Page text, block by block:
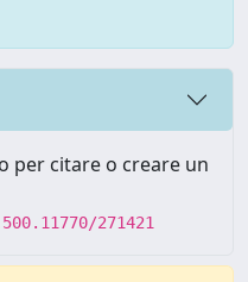
per citare o creare un
271421